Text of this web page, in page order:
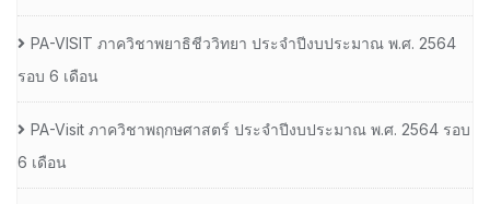
PA-VISIT ภาควิชาพยาธิชีววิทยา ประจำปีงบประมาณ พ.ศ. 2564
รอบ 6 เดือน
PA-Visit ภาควิชาพฤกษศาสตร์ ประจำปีงบประมาณ พ.ศ. 2564 รอบ
6 เดือน